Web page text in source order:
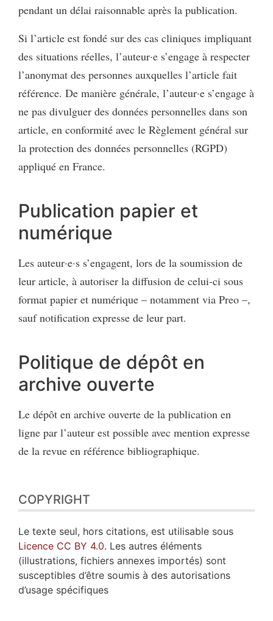
pendant un délai raisonnable après la publication.
Si l’article est fondé sur des cas cliniques impliquant
des situations réelles, l’auteur·e s’engage à respecter
l’anonymat des personnes auxquelles l’article fait
référence. De manière générale, l’auteur·e s’engage à
ne pas divulguer des données personnelles dans son
article, en conformité avec le Règlement général sur
la protection des données personnelles (RGPD)
appliqué en France.
Publication papier et
numérique
Les auteur·e·s s’engagent, lors de la soumission de
leur article, à autoriser la diffusion de celui-ci sous
format papier et numérique – notamment via Preo –,
sauf notification expresse de leur part.
Politique de dépôt en
archive ouverte
Le dépôt en archive ouverte de la publication en
ligne par l’auteur est possible avec mention expresse
de la revue en référence bibliographique.
COPYRIGHT
Le texte seul, hors citations, est utilisable sous
Licence CC BY 4.0. Les autres éléments
(illustrations, fichiers annexes importés) sont
susceptibles d’être soumis à des autorisations
d’usage spécifiques